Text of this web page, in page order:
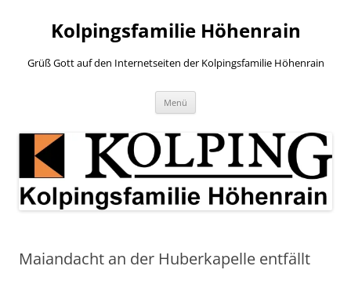
springenKolpingsfamilie Höhenrain
Grüß Gott auf den Internetseiten der Kolpingsfamilie Höhenrain
Menü
Maiandacht an der Huberkapelle entfällt